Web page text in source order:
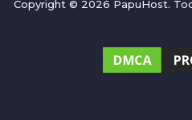
Copyright © 2026 PapuHost.